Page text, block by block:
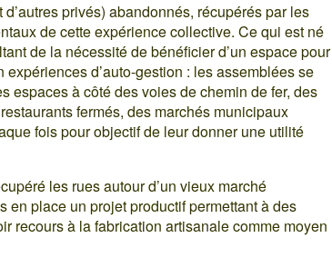
privés) abandonnés, récupérés par les
de cette expérience collective. Ce qui est né
de la nécessité de bénéficier d’un espace pour
expériences d’auto-gestion : les assemblées se
espaces à côté des voies de chemin de fer, des
fermés, des marchés municipaux
fois pour objectif de leur donner une utilité
les rues autour d’un vieux marché
en place un projet productif permettant à des
recours à la fabrication artisanale comme moyen